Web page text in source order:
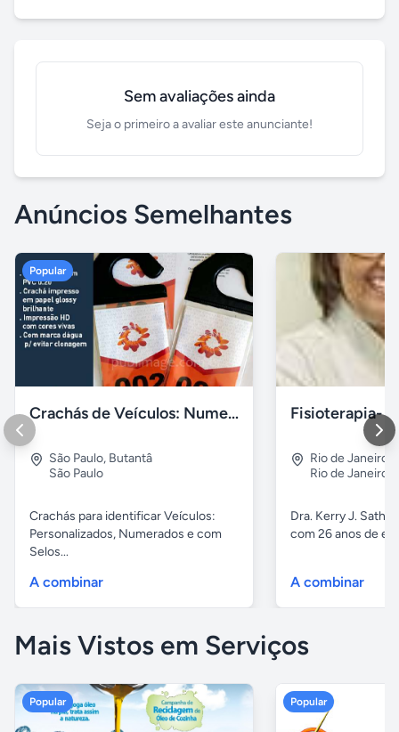
Sem avaliações ainda
Seja o primeiro a avaliar este anunciante!
Anúncios Semelhantes
Popular
Crachás de Veículos: Numerados e Personalizados
São Paulo, Butantâ
São Paulo
Crachás para identificar Veículos:
Personalizados, Numerados e com
Selos...
A combinar
Rio de Janeiro
Rio de Janeiro
Dra. Kerry J.
com 26 anos de
A combinar
Mais Vistos em Serviços
Popular Popular